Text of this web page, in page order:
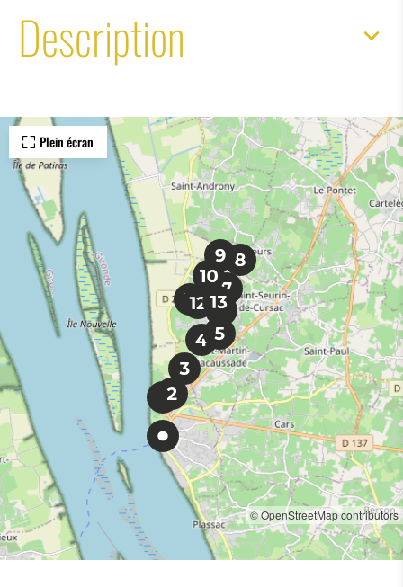
Description
Plein écran
© OpenStreetMap contributors